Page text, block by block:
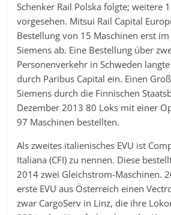
Schenker Rail Polska folgte; weitere
vorgesehen. Mitsui Rail Capital
Bestellung von 15 Maschinen erst
Siemens ab. Eine Bestellung über
Personenverkehr in Schweden
durch Paribus Capital ein. Einen
Siemens durch die Finnischen
Dezember 2013 80 Loks mit einer
97 Maschinen bestellten.
Als zweites italienisches EVU ist
Italiana (CFI) zu nennen. Diese
2014 zwei Gleichstrom-Maschinen.
erste EVU aus Österreich einen
zwar CargoServ in Linz, die ihre